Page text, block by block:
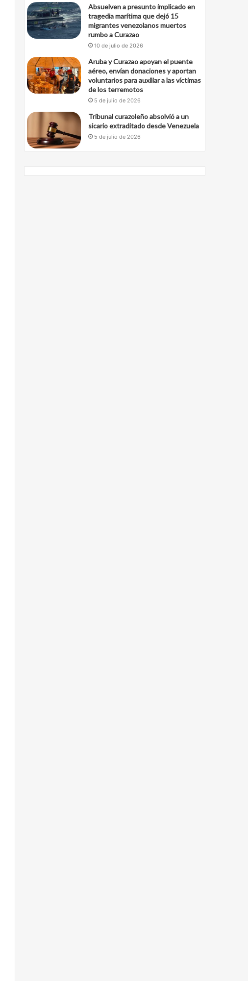
Absuelven a presunto implicado en
tragedia marítima que dejó 15
migrantes venezolanos muertos
rumbo a Curazao
10 de julio de 2026
Aruba y Curazao apoyan el puente
aéreo, envían donaciones y aportan
voluntarios para auxiliar a las víctimas
de los terremotos
5 de julio de 2026
Tribunal curazoleño absolvió a un
sicario extraditado desde Venezuela
5 de julio de 2026